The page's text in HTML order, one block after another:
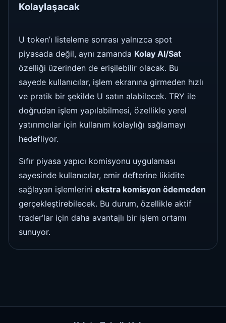
Kolaylaşacak
U token’ı listeleme sonrası yalnızca spot
piyasada değil, aynı zamanda Kolay Al/Sat
özelliği üzerinden de erişilebilir olacak. Bu
sayede kullanıcılar, işlem ekranına girmeden hızlı
ve pratik bir şekilde U satın alabilecek. TRY ile
doğrudan işlem yapılabilmesi, özellikle yerel
yatırımcılar için kullanım kolaylığı sağlamayı
hedefliyor.
Sıfır piyasa yapıcı komisyonu uygulaması
sayesinde kullanıcılar, emir defterine likidite
sağlayan işlemlerini ekstra komisyon ödemeden
gerçekleştirebilecek. Bu durum, özellikle aktif
trader’lar için daha avantajlı bir işlem ortamı
sunuyor.